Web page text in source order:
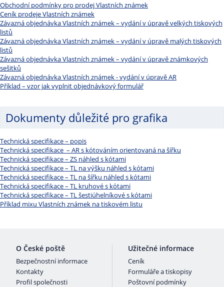
Obchodní podmínky pro prodej Vlastních známek
Ceník prodeje Vlastních známek
Závazná objednávka Vlastních známek – vydání v úpravě velkých tiskových
listů
Závazná objednávka Vlastních známek – vydání v úpravě malých tiskových
listů
Závazná objednávka Vlastních známek – vydání v úpravě známkových
sešitků
Závazná objednávka Vlastních známek - vydání v úpravě AR
Příklad – vzor jak vyplnit objednávkový formulář
Dokumenty důležité pro grafika
Technická specifikace – popis
Technická specifikace – AR s kótováním orientovaná na šířku
Technická specifikace – ZS náhled s kótami
Technická specifikace – TL na výšku náhled s kótami
Technická specifikace – TL na šířku náhled s kótami
Technická specifikace – TL kruhové s kótami
Technická specifikace – TL šestiúhelníkové s kótami
Příklad mixu Vlastních známek na tiskovém listu
O České poště
Bezpečnostní informace
Kontakty
Profil společnosti
Užitečné informace
Ceník
Formuláře a tiskopisy
Poštovní podmínky